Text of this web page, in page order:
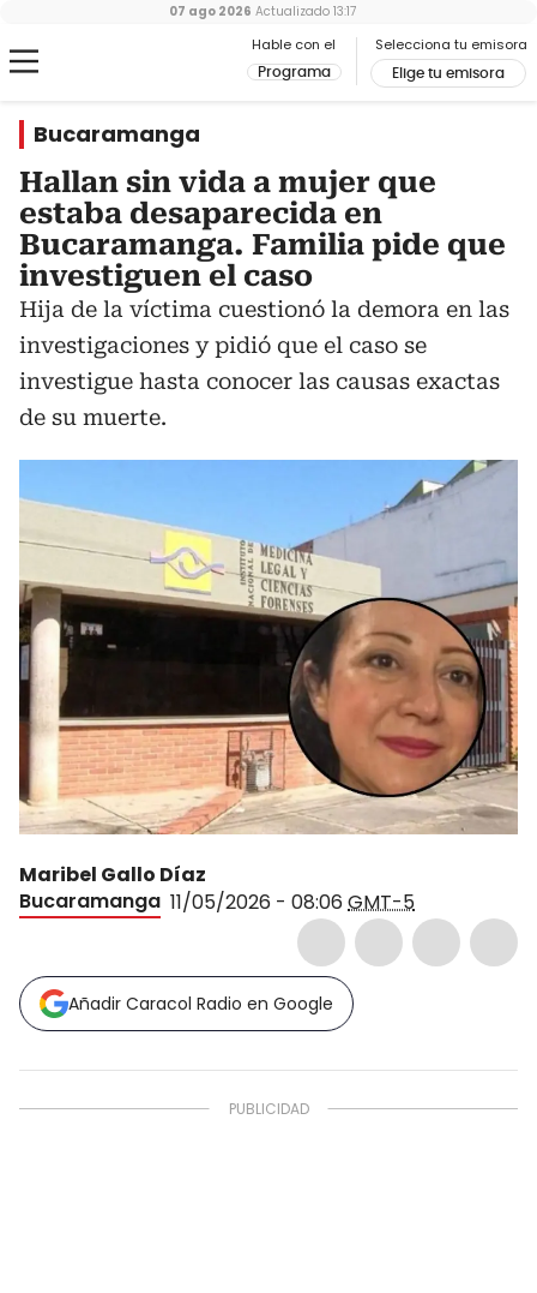
Hable con el
Programa
Selecciona tu emisora
Elige tu emisora
07 ago 2026 Actualizado 13:17
Bucaramanga
Hallan sin vida a mujer que
estaba desaparecida en
Bucaramanga. Familia pide que
investiguen el caso
Hija de la víctima cuestionó la demora en las
investigaciones y pidió que el caso se
investigue hasta conocer las causas exactas
de su muerte.
Maribel Gallo Díaz
Bucaramanga 11/05/2026 - 08:06 GMT-5
Añadir Caracol Radio en Google